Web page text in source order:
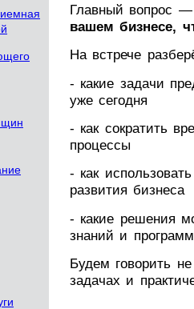
Главный вопрос
вашем бизнесе,
На встрече
- какие задачи
уже сегодня
- как сократить
процессы
- как
развития бизнеса
- какие решения
знаний и
Будем говорить
задачах и